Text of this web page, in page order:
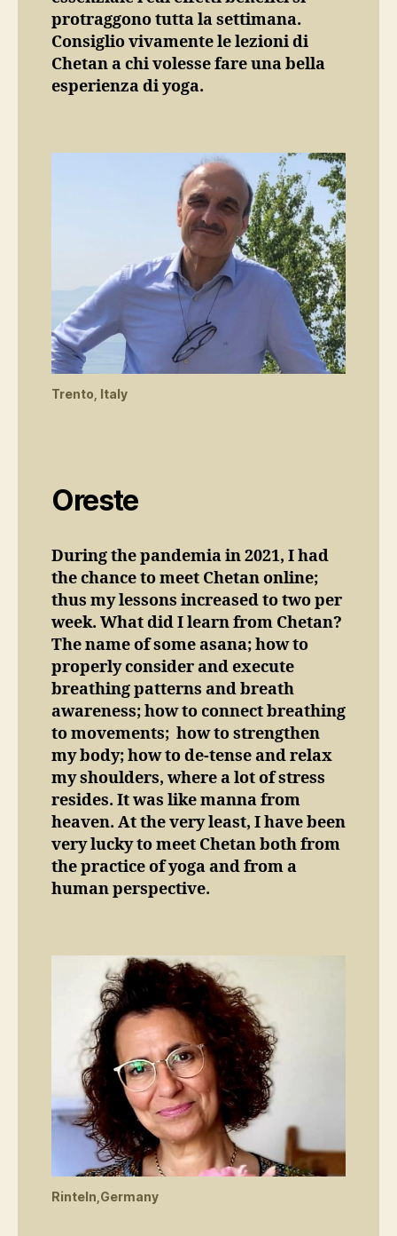
protraggono tutta la settimana.
Consiglio vivamente le lezioni di
Chetan a chi volesse fare una bella
esperienza di yoga.
Trento, Italy
Oreste
During the pandemia in 2021, I had
the chance to meet Chetan online;
thus my lessons increased to two per
week. What did I learn from Chetan?
The name of some asana; how to
properly consider and execute
breathing patterns and breath
awareness; how to connect breathing
to movements; how to strengthen
my body; how to de-tense and relax
my shoulders, where a lot of stress
resides. It was like manna from
heaven. At the very least, I have been
very lucky to meet Chetan both from
the practice of yoga and from a
human perspective.
Rinteln,Germany